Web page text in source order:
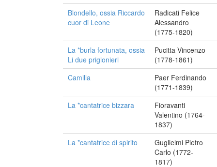
Blondello, ossia Riccardo
cuor di Leone
Radicati Felice
Alessandro
(1775-1820)
La *burla fortunata, ossia
Li due prigionieri
Pucitta Vincenzo
(1778-1861)
Camilla
Paer Ferdinando
(1771-1839)
La *cantatrice bizzara
Fioravanti
Valentino (1764-
1837)
La *cantatrice di spirito
Guglielmi Pietro
Carlo (1772-
1817)